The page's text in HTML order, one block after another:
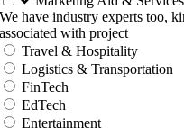
We have industry experts too,
associated with project
Travel & Hospitality
Logistics & Transportation
FinTech
EdTech
Entertainment